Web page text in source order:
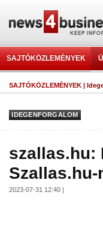
SAJTÓKÖZLEMÉNYEK
SAJTÓKÖZLEMÉNYEK |
IDEGENFORGALOM
szallas.hu:
Szallas.hu-
2023-07-31 12:40 |